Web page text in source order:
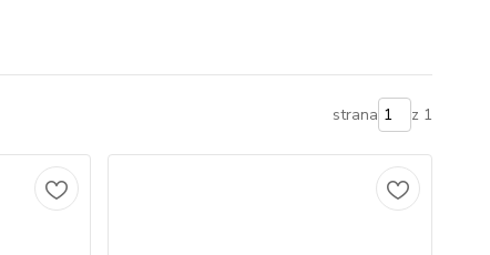
strana z 1